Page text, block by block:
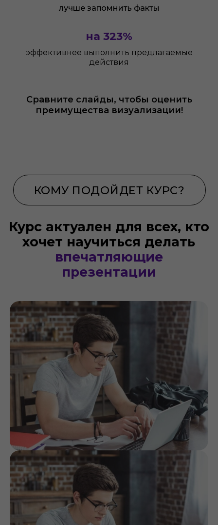
лучше запомнить факты
на 323%
эффективнее выполнить предлагаемые
действия
Сравните слайды, чтобы оценить
преимущества визуализации!